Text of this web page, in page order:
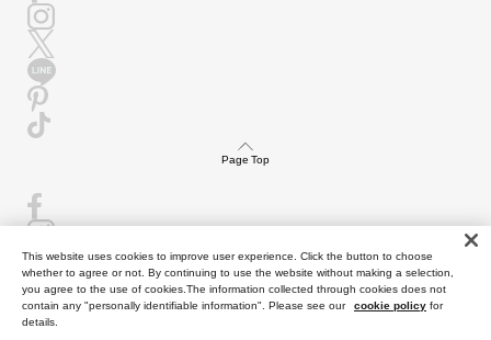
Page Top
This website uses cookies to improve user experience. Click the button to choose
whether to agree or not. By continuing to use the website without making a selection,
you agree to the use of cookies.The information collected through cookies does not
contain any "personally identifiable information". Please see our
cookie policy for
details.